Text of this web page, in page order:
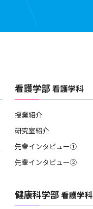
看護学部看護学科
授業紹介
研究室紹介
先輩インタビュー①
先輩インタビュー②
健康科学部看護学科